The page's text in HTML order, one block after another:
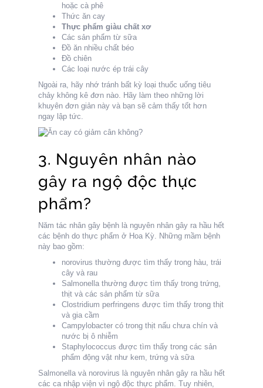
hoặc cà phê
Thức ăn cay
Thực phẩm giàu chất xơ
Các sản phẩm từ sữa
Đồ ăn nhiều chất béo
Đồ chiên
Các loại nước ép trái cây
Ngoài ra, hãy nhớ tránh bất kỳ loại thuốc uống tiêu
chảy không kê đơn nào. Hãy làm theo những lời
khuyên đơn giản này và bạn sẽ cảm thấy tốt hơn
ngay lập tức.
3. Nguyên nhân nào
gây ra ngộ độc thực
phẩm?
Năm tác nhân gây bệnh là nguyên nhân gây ra hầu hết
các bệnh do thực phẩm ở Hoa Kỳ. Những mầm bệnh
này bao gồm:
norovirus thường được tìm thấy trong hàu, trái
cây và rau
Salmonella thường được tìm thấy trong trứng,
thịt và các sản phẩm từ sữa
Clostridium perfringens được tìm thấy trong thịt
và gia cầm
Campylobacter có trong thịt nấu chưa chín và
nước bị ô nhiễm
Staphylococcus được tìm thấy trong các sản
phẩm động vật như kem, trứng và sữa
Salmonella và norovirus là nguyên nhân gây ra hầu hết
các ca nhập viện vì ngộ độc thực phẩm. Tuy nhiên,